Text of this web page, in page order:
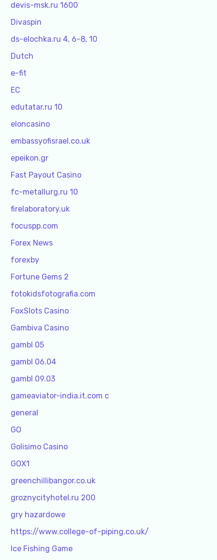
devis-msk.ru 1600
Divaspin
ds-elochka.ru 4, 6-8, 10
Dutch
e-fit
EC
edutatar.ru 10
eloncasino
embassyofisrael.co.uk
epeikon.gr
Fast Payout Casino
fc-metallurg.ru 10
firelaboratory.uk
focuspp.com
Forex News
forexby
Fortune Gems 2
fotokidsfotografia.com
FoxSlots Casino
Gambiva Casino
gambl 05
gambl 06.04
gambl 09.03
gameaviator-india.it.com c
general
GO
Golisimo Casino
GOX1
greenchillibangor.co.uk
groznycityhotel.ru 200
gry hazardowe
https://www.college-of-piping.co.uk/
Ice Fishing Game